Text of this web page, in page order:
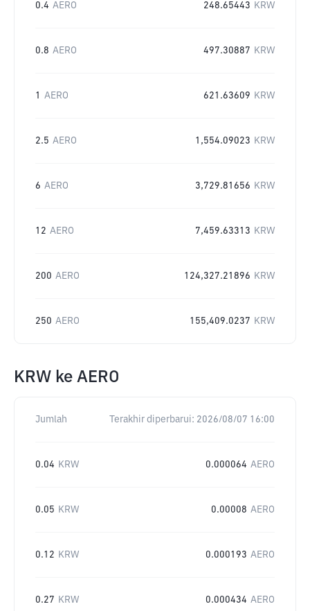
0.4 AERO 248.65443 KRW
0.8 AERO 497.30887 KRW
1 AERO 621.63609 KRW
2.5 AERO 1,554.09023 KRW
6 AERO 3,729.81656 KRW
12 AERO 7,459.63313 KRW
200 AERO 124,327.21896 KRW
250 AERO 155,409.0237 KRW
KRW ke AERO
Jumlah Terakhir diperbarui: 2026/08/07 16:00
0.04 KRW 0.000064 AERO
0.05 KRW 0.00008 AERO
0.12 KRW 0.000193 AERO
0.27 KRW 0.000434 AERO